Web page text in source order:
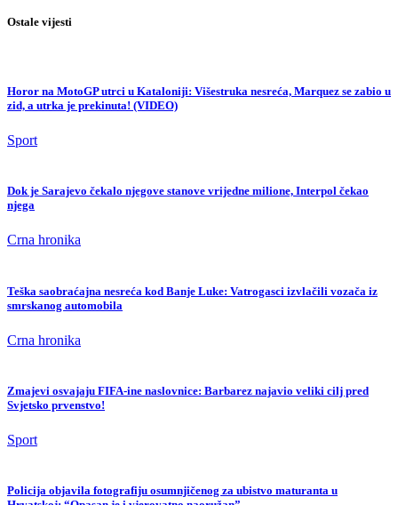
Ostale vijesti
Horor na MotoGP utrci u Kataloniji: Višestruka nesreća, Marquez se zabio u
zid, a utrka je prekinuta! (VIDEO)
Sport
Dok je Sarajevo čekalo njegove stanove vrijedne milione, Interpol čekao
njega
Crna hronika
Teška saobraćajna nesreća kod Banje Luke: Vatrogasci izvlačili vozača iz
smrskanog automobila
Crna hronika
Zmajevi osvajaju FIFA-ine naslovnice: Barbarez najavio veliki cilj pred
Svjetsko prvenstvo!
Sport
Policija objavila fotografiju osumnjičenog za ubistvo maturanta u